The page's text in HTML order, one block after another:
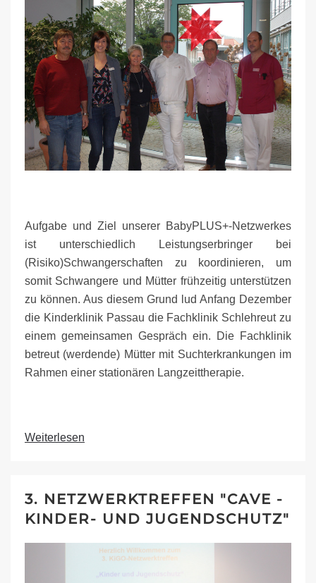
Aufgabe und Ziel unserer BabyPLUS+-Netzwerkes
ist unterschiedlich Leistungserbringer bei
(Risiko)Schwangerschaften zu koordinieren, um
somit Schwangere und Mütter frühzeitig unterstützen
zu können. Aus diesem Grund lud Anfang Dezember
die Kinderklinik Passau die Fachklinik Schlehreut zu
einem gemeinsamen Gespräch ein. Die Fachklinik
betreut (werdende) Mütter mit Suchterkrankungen im
Rahmen einer stationären Langzeittherapie.
Weiterlesen
3. NETZWERKTREFFEN "CAVE -
KINDER- UND JUGENDSCHUTZ"